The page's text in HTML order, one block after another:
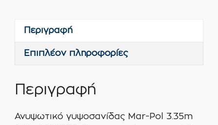
Περιγραφή
Επιπλέον πληροφορίες
Περιγραφή
Ανυψωτικό γυψοσανίδας Mar-Pol 3.35m